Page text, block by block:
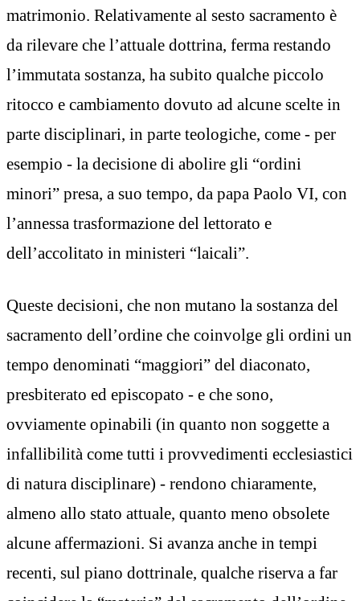
matrimonio. Relativamente al sesto sacramento è
da rilevare che l’attuale dottrina, ferma restando
l’immutata sostanza, ha subito qualche piccolo
ritocco e cambiamento dovuto ad alcune scelte in
parte disciplinari, in parte teologiche, come - per
esempio - la decisione di abolire gli “ordini
minori” presa, a suo tempo, da papa Paolo VI, con
l’annessa trasformazione del lettorato e
dell’accolitato in ministeri “laicali”.
Queste decisioni, che non mutano la sostanza del
sacramento dell’ordine che coinvolge gli ordini un
tempo denominati “maggiori” del diaconato,
presbiterato ed episcopato - e che sono,
ovviamente opinabili (in quanto non soggette a
infallibilità come tutti i provvedimenti ecclesiastici
di natura disciplinare) - rendono chiaramente,
almeno allo stato attuale, quanto meno obsolete
alcune affermazioni. Si avanza anche in tempi
recenti, sul piano dottrinale, qualche riserva a far